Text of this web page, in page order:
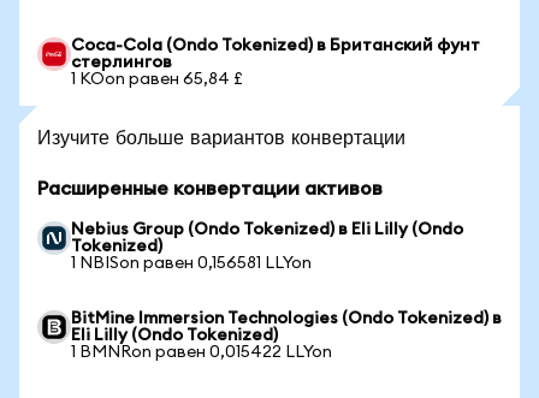
Coca-Cola (Ondo Tokenized) в Британский фунт
стерлингов
1 KOon равен 65,84 £
Изучите больше вариантов конвертации
Расширенные конвертации активов
Nebius Group (Ondo Tokenized) в Eli Lilly (Ondo
Tokenized)
1 NBISon равен 0,156581 LLYon
BitMine Immersion Technologies (Ondo Tokenized) в
Eli Lilly (Ondo Tokenized)
1 BMNRon равен 0,015422 LLYon